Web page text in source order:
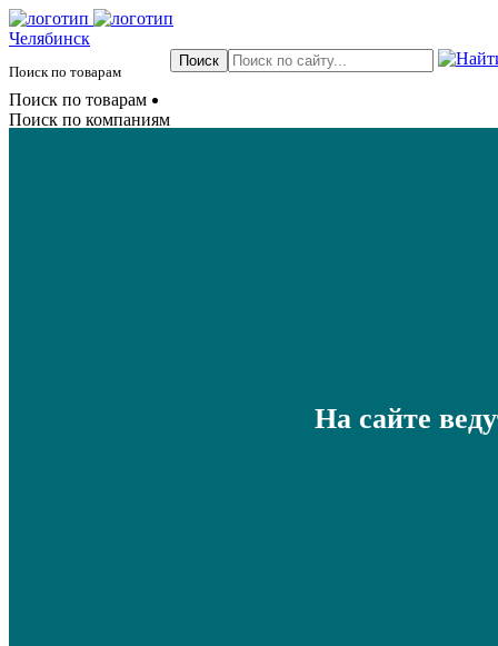
Челябинск
Поиск по товарам
Поиск по товарам
Поиск по компаниям
На сайте